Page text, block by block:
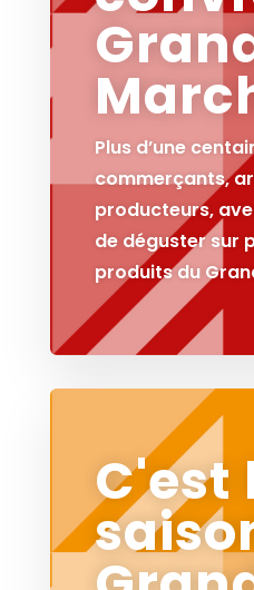
Plus d’une
commerçants,
producteurs,
de déguster sur
produits du
C'est